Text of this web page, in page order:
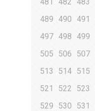
489
490 491
497 498 499
505
506 507
513
514 515
521
522 523
529
530 531